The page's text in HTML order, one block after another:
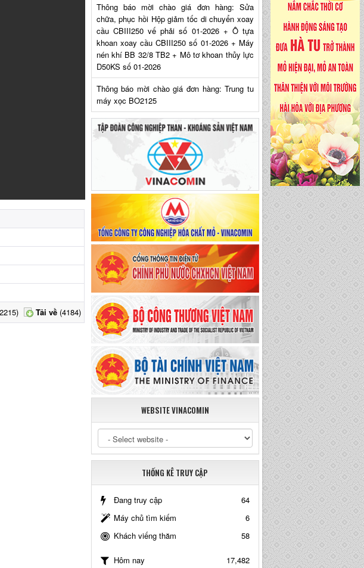
Tải về (4184)
Thông báo mời chào giá đơn hàng: Sửa
chữa, phục hồi Hộp giảm tốc di chuyển xoay
cầu CBIII250 vế phải số 01-2026 + Ô tựa
khoan xoay cầu CBIII250 số 01-2026 + Máy
nén khí BB 32/8 TB2 + Mô tơ khoan thủy lực
D50KS số 01-2026
Thông báo mời chào giá đơn hàng: Trung tu
máy xọc BO2125
WEBSITE VINACOMIN
THỐNG KÊ TRUY CẬP
Đang truy cập
64
Máy chủ tìm kiếm
6
Khách viếng thăm
58
Hôm nay 17,482